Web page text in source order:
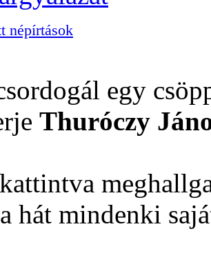
népírtások
egy
Thuróczy
hát mindenki